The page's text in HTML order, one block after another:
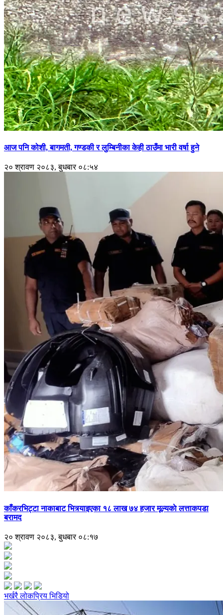
आज पनि कोशी, बागमती, गण्डकी र लुम्बिनीका केही ठाउँमा भारी वर्षा हुने
२० श्रावण २०८३, बुधबार ०८:५४
काँकरभिट्टा नाकाबाट भित्र्याइएका १८ लाख ७४ हजार मूल्यकाे लत्ताकपडा
बरामद
२० श्रावण २०८३, बुधबार ०८:१७
भर्खरैलोकप्रियभिडियो